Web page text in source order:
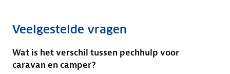
Veelgestelde vragen
Wat is het verschil tussen pechhulp voor
caravan en camper?